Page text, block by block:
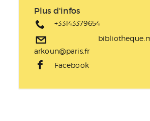
Plus d'infos
+33143379654
arkoun@paris.fr
Facebook